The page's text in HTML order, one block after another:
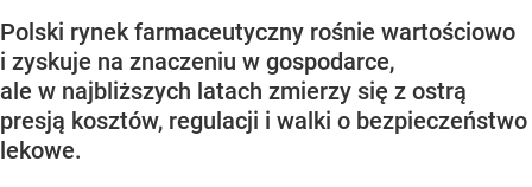
Polski rynek farmaceutyczny rośnie wartościowo
i zyskuje na znaczeniu w gospodarce,
ale w najbliższych latach zmierzy się z ostrą
presją kosztów, regulacji i walki o bezpieczeństwo
lekowe.